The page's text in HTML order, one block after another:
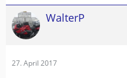
WalterP
27. April 2017